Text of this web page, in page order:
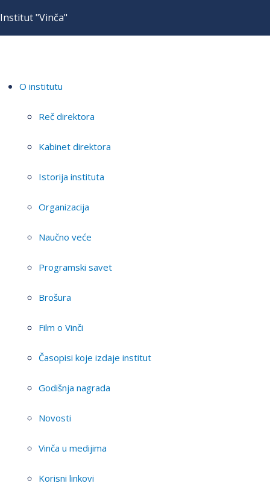
Institut "Vinča"
O institutu
Reč direktora
Kabinet direktora
Istorija instituta
Organizacija
Naučno veće
Programski savet
Brošura
Film o Vinči
Časopisi koje izdaje institut
Godišnja nagrada
Novosti
Vinča u medijima
Korisni linkovi